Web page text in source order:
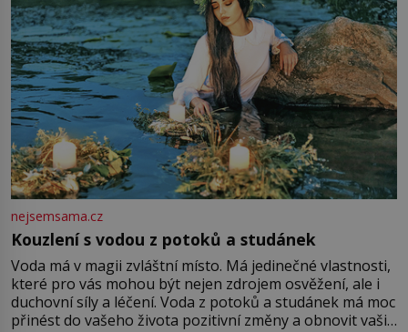
nejsemsama.cz
Kouzlení s vodou z potoků a studánek
Voda má v magii zvláštní místo. Má jedinečné vlastnosti,
které pro vás mohou být nejen zdrojem osvěžení, ale i
duchovní síly a léčení. Voda z potoků a studánek má moc
přinést do vašeho života pozitivní změny a obnovit vaši